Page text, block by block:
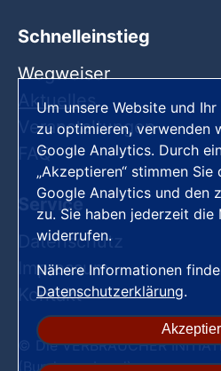
Schnelleinstieg
Wegweiser
Aktuelles
Veranstaltungen
FAQ
Service
Datenschutz
Impressum
Kontakt
© Die VERBRAUCHER
(Bundesverband)
Um unsere Website und
zu optimieren, verwenden
Google Analytics. Durch
„Akzeptieren“ stimmen
Google Analytics und den
zu. Sie haben jederzeit
widerrufen.
Nähere Informationen
Datenschutzerklärung.